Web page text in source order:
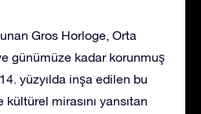
Gros Horloge, Orta
günümüze kadar korunmuş
yüzyılda inşa edilen bu
mirasını yansıtan